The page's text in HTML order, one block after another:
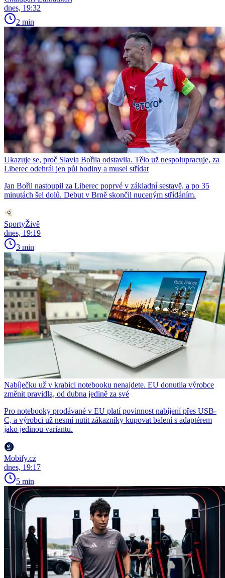
dnes, 19:32
2 min
Ukazuje se, proč Slavia Bořila odstavila. Tělo už nespolupracuje, za
Liberec odehrál jen půl hodiny a musel střídat
Jan Bořil nastoupil za Liberec poprvé v základní sestavě, a po 35
minutách šel dolů. Debut v Brně skončil nuceným střídáním.
SportyŽivě
dnes, 19:19
3 min
Nabíječku už v krabici notebooku nenajdete. EU donutila výrobce
změnit pravidla, od dubna jedině za své
Pro notebooky prodávané v EU platí povinnost nabíjení přes USB-
C, a výrobci už nesmí nutit zákazníky kupovat balení s adaptérem
jako jedinou variantu.
Mobify.cz
dnes, 19:17
5 min